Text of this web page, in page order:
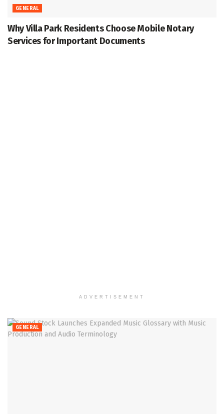
GENERAL
Why Villa Park Residents Choose Mobile Notary
Services for Important Documents
ADVERTISEMENT
GENERAL